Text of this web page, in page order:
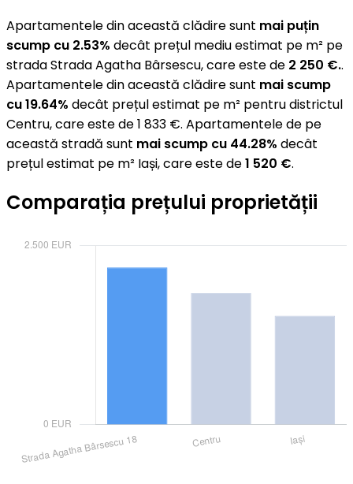
Apartamentele din această clădire sunt mai puțin
scump cu 2.53% decât prețul mediu estimat pe m² pe
strada Strada Agatha Bârsescu, care este de 2 250 €..
Apartamentele din această clădire sunt mai scump
cu 19.64% decât prețul estimat pe m² pentru districtul
Centru, care este de 1 833 €. Apartamentele de pe
această stradă sunt mai scump cu 44.28% decât
prețul estimat pe m² Iași, care este de1 520 €.
Comparația prețului proprietății